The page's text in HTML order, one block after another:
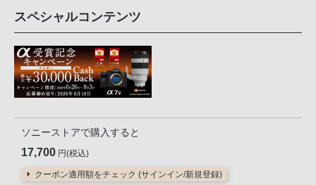
スペシャルコンテンツ
ソニーストアで購入すると
17,700 円(税込)
クーポン適用額をチェック (サインイン/新規登録)